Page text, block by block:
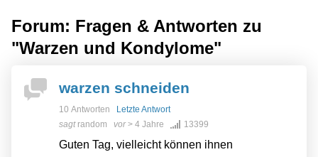
Forum: Fragen & Antworten zu
"Warzen und Kondylome"
warzen schneiden
10 Antworten
Letzte Antwort
sagt random vor> 4 Jahre 13399
Guten Tag, vielleicht können ihnen